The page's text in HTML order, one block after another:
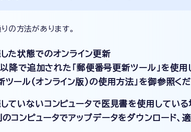
の方法があります。
た状態でのオンライン更新
で追加された「郵便番号更新ツール」を使用
ツール(オンライン版)の使用方法」を御参照くだ
していないコンピュータで医見書を使用してい
コンピュータでアップデータをダウンロード、